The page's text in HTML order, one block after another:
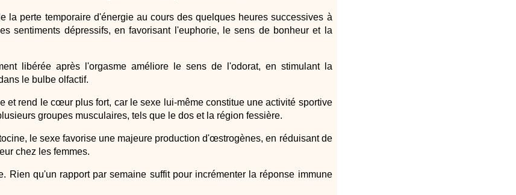
la perte temporaire d'énergie au cours des quelques heures successives à
sentiments dépressifs, en favorisant l'euphorie, le sens de bonheur et la
libérée après l'orgasme améliore le sens de l'odorat, en stimulant la
le bulbe olfactif.
et rend le cœur plus fort, car le sexe lui-même constitue une activité sportive
groupes musculaires, tels que le dos et la région fessière.
le sexe favorise une majeure production d'œstrogènes, en réduisant de
chez les femmes.
Rien qu'un rapport par semaine suffit pour incrémenter la réponse immune